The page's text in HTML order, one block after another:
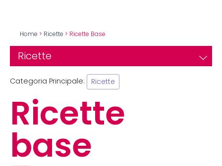
Home > Ricette > Ricette Base
Ricette
Categoria Principale: Ricette
Ricette
base